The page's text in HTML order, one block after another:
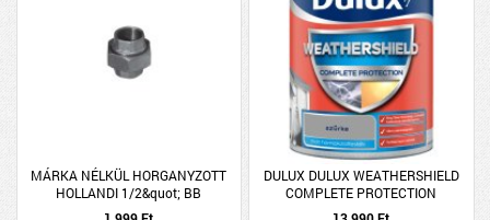
MÁRKA NÉLKÜL HORGANYZOTT
HOLLANDI 1/2&quot; BB
DULUX DULUX WEATHERSHIELD
COMPLETE PROTECTION
HOMLOKZAT FESTÉK 4,5L SZÜRKE